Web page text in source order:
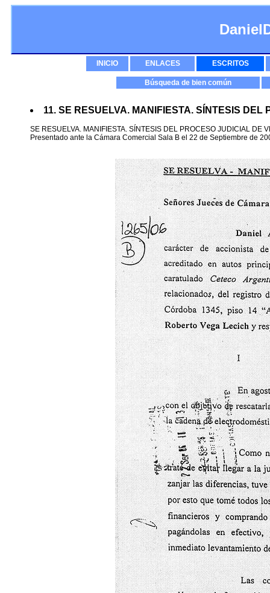
INICIO ENLACES ESCRITOS
Búsqueda de bien común
11. SE RESUELVA. MANIFIESTA. SÍNTESIS
SE RESUELVA. MANIFIESTA. SÍNTESIS DEL PROCESO JUDICIAL DE
Presentado ante la Cámara Comercial Sala B el 22 de Septiembre de